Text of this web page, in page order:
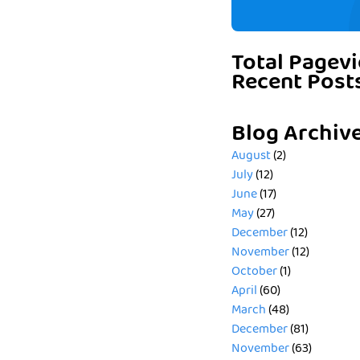
Total
Recent
Blog
August(2)
July(12)
June(17)
May(27)
December(12)
November(12)
October(1)
April(60)
March(48)
December(81)
November(63)